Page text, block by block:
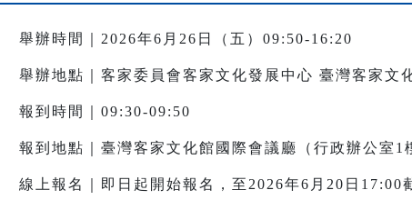
舉辦時間｜2026年6月26日（五）09:50-16:20
舉辦地點｜客家委員會客家文化發展中心 臺灣客家文
報到時間｜09:30-09:50
報到地點｜臺灣客家文化館國際會議廳（行政辦公室1
線上報名｜即日起開始報名，至2026年6月20日17:00